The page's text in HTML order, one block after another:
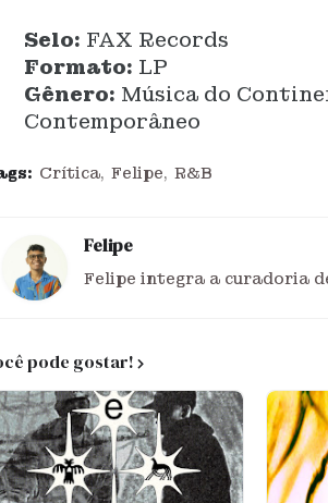
Selo: FAX Records
Formato: LP
Gênero: Música do
Contemporâneo
Crítica Felipe R&B
Felipe
Felipe integra a curadoria
pode gostar!